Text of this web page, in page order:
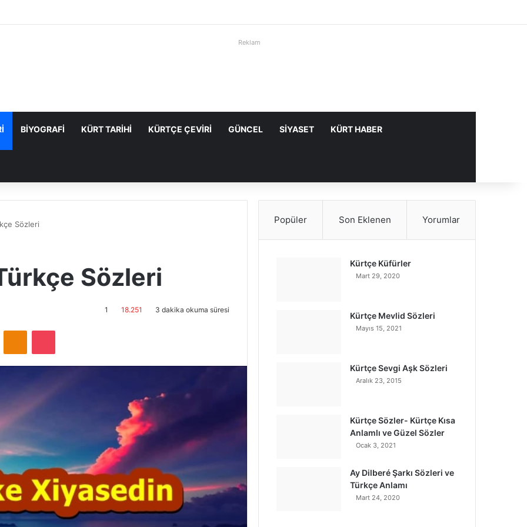
Reklam
BIYOGRAFI KÜRT TARIHI KÜRTÇE ÇEVIRI GÜNCEL SIYASET KÜRT HABER
Sözleri
Sözleri
1 18.251 3 dakika okuma süresi
Popüler Son Eklenen Yorumlar
Kürtçe Küfürler
Mart 29, 2020
Kürtçe Mevlid Sözleri
Mayıs 15, 2021
Kürtçe Sevgi Aşk Sözleri
Aralık 23, 2015
Kürtçe Sözler- Kürtçe Kısa
Anlamlı ve Güzel Sözler
Ocak 3, 2021
Ay Dilberé Şarkı Sözleri ve
Türkçe Anlamı
Mart 24, 2020